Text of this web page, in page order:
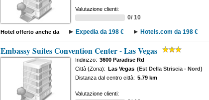
Valutazione clienti:
0/ 10
Hotel offerto anche da Expedia da 198 € Hotels.com da 198 €
Embassy Suites Convention Center - Las Vegas
Indirizzo: 3600 Paradise Rd
Città (Zona): Las Vegas (Est Della Striscia - Nord)
Distanza dal centro città: 5.79 km
Valutazione clienti: